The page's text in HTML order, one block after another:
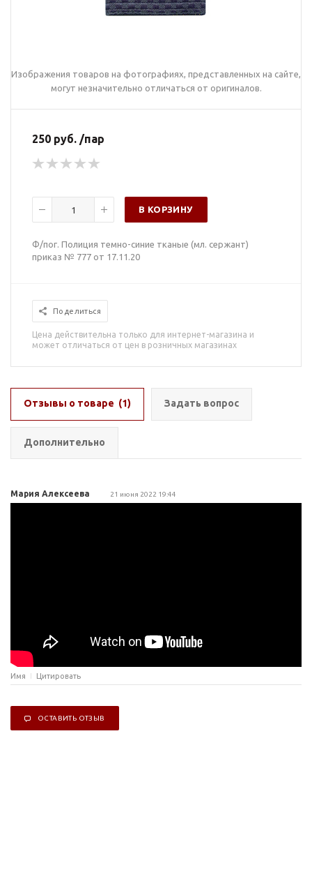
Изображения товаров на фотографиях, представленных на сайте,
могут незначительно отличаться от оригиналов.
250 руб. /пар
В КОРЗИНУ
Ф/пог. Полиция темно-синие тканые (мл. сержант)
приказ № 777 от 17.11.20
Поделиться
Цена действительна только для интернет-магазина и
может отличаться от цен в розничных магазинах
Отзывы о товаре (1) Задать вопрос
Дополнительно
Мария Алексеева 21 июня 2022 19:44
Имя Цитировать
ОСТАВИТЬ ОТЗЫВ